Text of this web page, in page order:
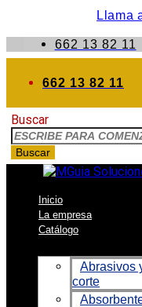
Llama
662 13 82 11
662 13 82 11
Buscar
Buscar
Inicio
La empresa
Catálogo
Abrasivos
corte